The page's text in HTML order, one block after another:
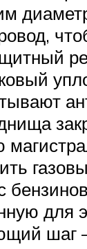
для
шаг